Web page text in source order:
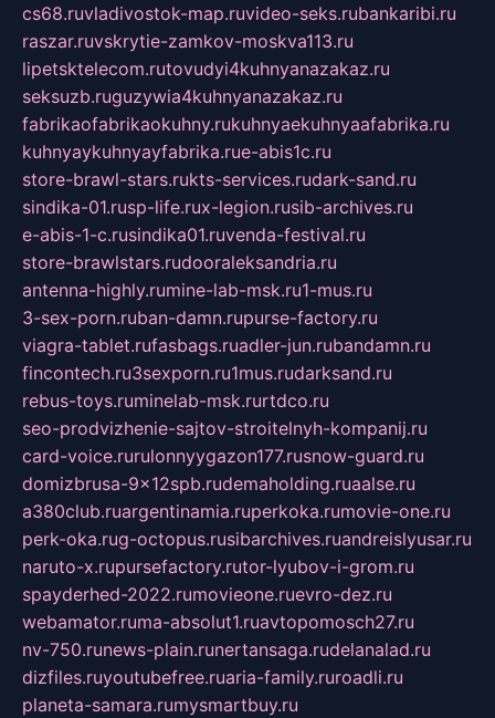
cs68.ruvladivostok-map.ruvideo-seks.rubankaribi.ru
raszar.ruvskrytie-zamkov-moskva113.ru
lipetsktelecom.rutovudyi4kuhnyanazakaz.ru
seksuzb.ruguzywia4kuhnyanazakaz.ru
fabrikaofabrikaokuhny.rukuhnyaekuhnyaafabrika.ru
kuhnyaykuhnyayfabrika.rue-abis1c.ru
store-brawl-stars.rukts-services.rudark-sand.ru
sindika-01.rusp-life.rux-legion.rusib-archives.ru
e-abis-1-c.rusindika01.ruvenda-festival.ru
store-brawlstars.rudooraleksandria.ru
antenna-highly.rumine-lab-msk.ru1-mus.ru
3-sex-porn.ruban-damn.rupurse-factory.ru
viagra-tablet.rufasbags.ruadler-jun.rubandamn.ru
fincontech.ru3sexporn.ru1mus.rudarksand.ru
rebus-toys.ruminelab-msk.rurtdco.ru
seo-prodvizhenie-sajtov-stroitelnyh-kompanij.ru
card-voice.rurulonnyygazon177.rusnow-guard.ru
domizbrusa-9x12spb.rudemaholding.ruaalse.ru
a380club.ruargentinamia.ruperkoka.rumovie-one.ru
perk-oka.rug-octopus.rusibarchives.ruandreislyusar.ru
naruto-x.rupursefactory.rutor-lyubov-i-grom.ru
spayderhed-2022.rumovieone.ruevro-dez.ru
webamator.ruma-absolut1.ruavtopomosch27.ru
nv-750.runews-plain.runertansaga.rudelanalad.ru
dizfiles.ruyoutubefree.ruaria-family.ruroadli.ru
planeta-samara.rumysmartbuy.ru